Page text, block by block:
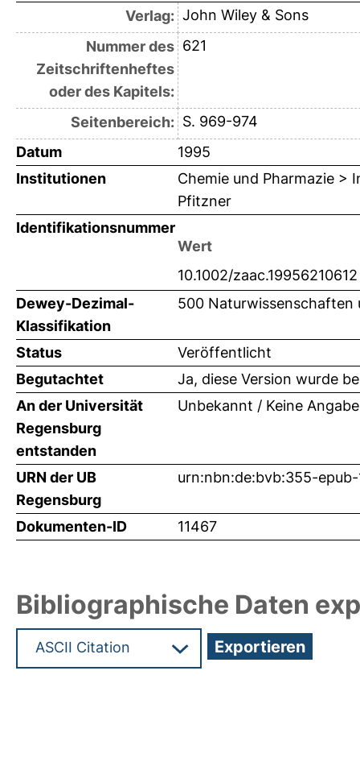
Verlag: John Wiley & Sons
Nummer des
Zeitschriftenheftes
oder des Kapitels:
621
Seitenbereich: S. 969-974
Datum
1995
Institutionen
Chemie und Pharmazie >
Pfitzner
Identifikationsnummer
Wert
10.1002/zaac.19956210612
Dewey-Dezimal-
Klassifikation
500 Naturwissenschaften
Status
Veröffentlicht
Begutachtet
Ja, diese Version wurde
An der Universität
Regensburg
entstanden
Unbekannt / Keine Angabe
URN der UB
Regensburg
urn:nbn:de:bvb:355-epub-
Dokumenten-ID 11467
Bibliographische Daten